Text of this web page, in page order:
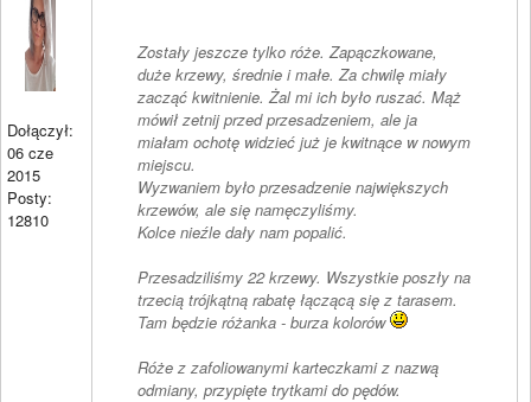
Dołączył:
06 cze
2015
Posty:
12810
Zostały jeszcze tylko róże. Zapączkowane,
duże krzewy, średnie i małe. Za chwilę miały
zacząć kwitnienie. Żal mi ich było ruszać. Mąż
mówił zetnij przed przesadzeniem, ale ja
miałam ochotę widzieć już je kwitnące w nowym
miejscu.
Wyzwaniem było przesadzenie największych
krzewów, ale się namęczyliśmy.
Kolce nieźle dały nam popalić.
Przesadziliśmy 22 krzewy. Wszystkie poszły na
trzecią trójkątną rabatę łączącą się z tarasem.
Tam będzie różanka - burza kolorów
Róże z zafoliowanymi karteczkami z nazwą
odmiany, przypięte trytkami do pędów.